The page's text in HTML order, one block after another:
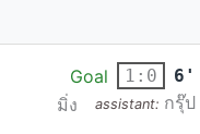
Goal 1:0 6'
มิ่ง assistant: กรุ๊ป